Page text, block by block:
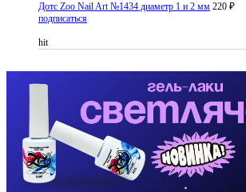
Дотс Zoo Nail Art №1434 диаметр 1 и 2 мм 220 ₽
подписаться
hit